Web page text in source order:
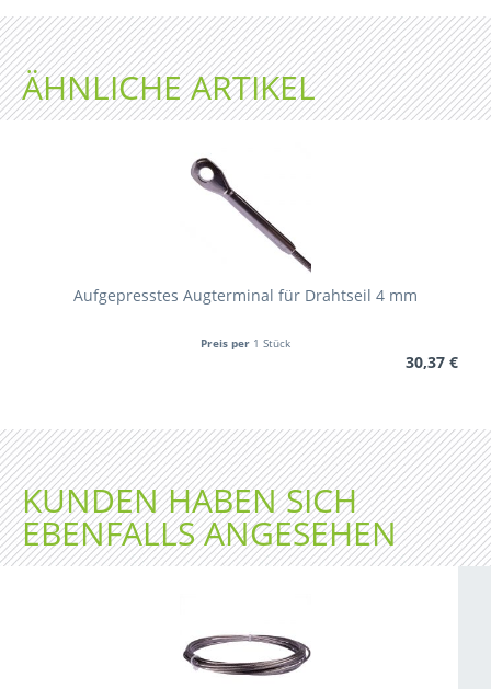
ÄHNLICHE ARTIKEL
Aufgepresstes Augterminal für Drahtseil 4 mm
Preis per 1 Stück
30,37 €
KUNDEN HABEN SICH
EBENFALLS ANGESEHEN